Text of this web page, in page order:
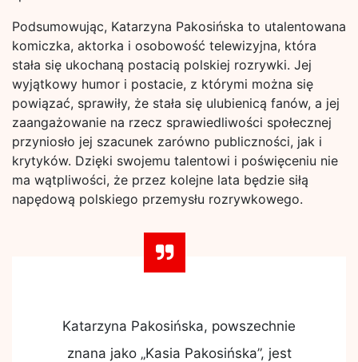
Podsumowując, Katarzyna Pakosińska to utalentowana
komiczka, aktorka i osobowość telewizyjna, która
stała się ukochaną postacią polskiej rozrywki. Jej
wyjątkowy humor i postacie, z którymi można się
powiązać, sprawiły, że stała się ulubienicą fanów, a jej
zaangażowanie na rzecz sprawiedliwości społecznej
przyniosło jej szacunek zarówno publiczności, jak i
krytyków. Dzięki swojemu talentowi i poświęceniu nie
ma wątpliwości, że przez kolejne lata będzie siłą
napędową polskiego przemysłu rozrywkowego.
Katarzyna Pakosińska, powszechnie
znana jako „Kasia Pakosińska”, jest